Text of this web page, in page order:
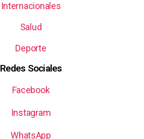
Internacionales
Salud
Deporte
Redes Sociales
Facebook
Instagram
WhatsApp